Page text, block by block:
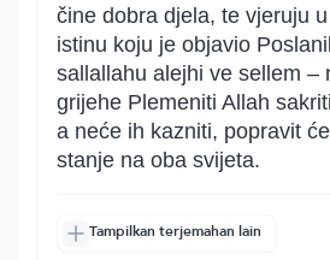
čine dobra djela, te vjeruju u
istinu koju je objavio
sallallahu alejhi ve sellem –
grijehe Plemeniti Allah
a neće ih kazniti, popravit
stanje na oba svijeta.
Tampilkan terjemahan lain